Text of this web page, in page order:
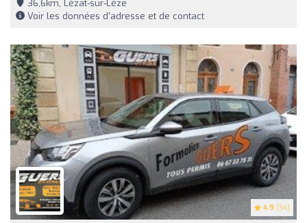
36,6km, Lézat-sur-Lèze
Voir les données d'adresse et de contact
4.9 (34)